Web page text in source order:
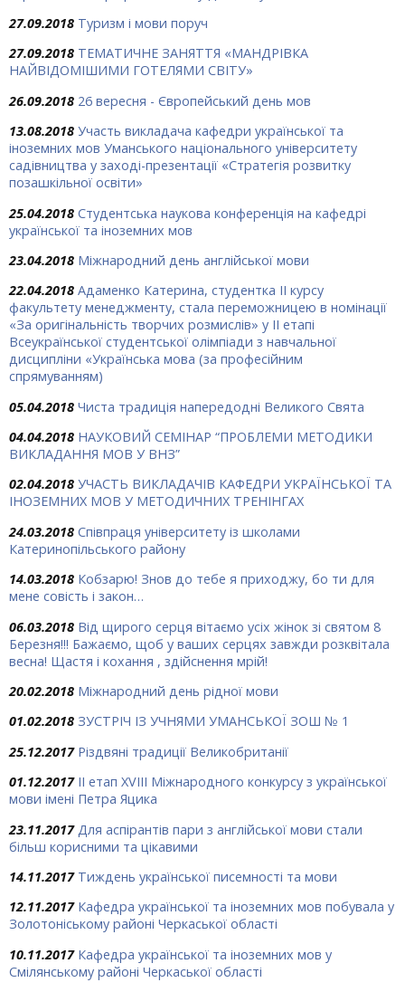
27.09.2018 Туризм і мови поруч
27.09.2018 ТЕМАТИЧНЕ ЗАНЯТТЯ «МАНДРІВКА
НАЙВІДОМІШИМИ ГОТЕЛЯМИ СВІТУ»
26.09.2018 26 вересня - Європейський день мов
13.08.2018 Участь викладача кафедри української та
іноземних мов Уманського національного університету
садівництва у заході-презентації «Стратегія розвитку
позашкільної освіти»
25.04.2018 Студентська наукова конференція на кафедрі
української та іноземних мов
23.04.2018 Міжнародний день англійської мови
22.04.2018 Адаменко Катерина, студентка ІІ курсу
факультету менеджменту, стала переможницею в номінації
«За оригінальність творчих розмислів» у ІІ етапі
Всеукраїнської студентської олімпіади з навчальної
дисципліни «Українська мова (за професійним
спрямуванням)
05.04.2018 Чиста традиція напередодні Великого Свята
04.04.2018 НАУКОВИЙ СЕМІНАР “ПРОБЛЕМИ МЕТОДИКИ
ВИКЛАДАННЯ МОВ У ВНЗ”
02.04.2018 УЧАСТЬ ВИКЛАДАЧІВ КАФЕДРИ УКРАЇНСЬКОЇ ТА
ІНОЗЕМНИХ МОВ У МЕТОДИЧНИХ ТРЕНІНГАХ
24.03.2018 Співпраця університету із школами
Катеринопільського району
14.03.2018 Кобзарю! Знов до тебе я приходжу, бо ти для
мене совість і закон…
06.03.2018 Від щирого серця вітаємо усіх жінок зі святом 8
Березня!!! Бажаємо, щоб у ваших серцях завжди розквітала
весна! Щастя і кохання , здійснення мрій!
20.02.2018 Міжнародний день рідної мови
01.02.2018 ЗУСТРІЧ ІЗ УЧНЯМИ УМАНСЬКОЇ ЗОШ № 1
25.12.2017 Різдвяні традиції Великобританії
01.12.2017 ІІ етап XVIII Міжнародного конкурсу з української
мови імені Петра Яцика
23.11.2017 Для аспірантів пари з англійської мови стали
більш корисними та цікавими
14.11.2017 Тиждень української писемності та мови
12.11.2017 Кафедра української та іноземних мов побувала у
Золотоніському районі Черкаської області
10.11.2017 Кафедра української та іноземних мов у
Смілянському районі Черкаської області